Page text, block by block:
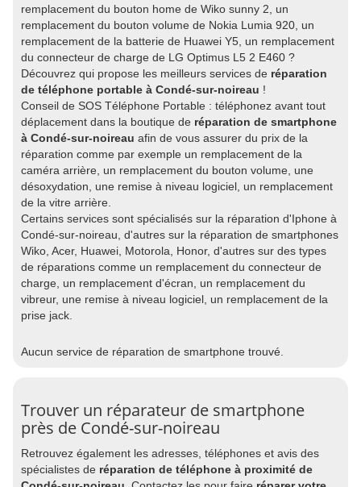
remplacement du bouton home de Wiko sunny 2, un
remplacement du bouton volume de Nokia Lumia 920, un
remplacement de la batterie de Huawei Y5, un remplacement
du connecteur de charge de LG Optimus L5 2 E460 ?
Découvrez qui propose les meilleurs services de réparation
de téléphone portable à Condé-sur-noireau !
Conseil de SOS Téléphone Portable : téléphonez avant tout
déplacement dans la boutique de réparation de smartphone
à Condé-sur-noireau afin de vous assurer du prix de la
réparation comme par exemple un remplacement de la
caméra arrière, un remplacement du bouton volume, une
désoxydation, une remise à niveau logiciel, un remplacement
de la vitre arrière.
Certains services sont spécialisés sur la réparation d'Iphone à
Condé-sur-noireau, d'autres sur la réparation de smartphones
Wiko, Acer, Huawei, Motorola, Honor, d'autres sur des types
de réparations comme un remplacement du connecteur de
charge, un remplacement d'écran, un remplacement du
vibreur, une remise à niveau logiciel, un remplacement de la
prise jack.
Aucun service de réparation de smartphone trouvé.
Trouver un réparateur de smartphone
près de Condé-sur-noireau
Retrouvez également les adresses, téléphones et avis des
spécialistes de réparation de téléphone à proximité de